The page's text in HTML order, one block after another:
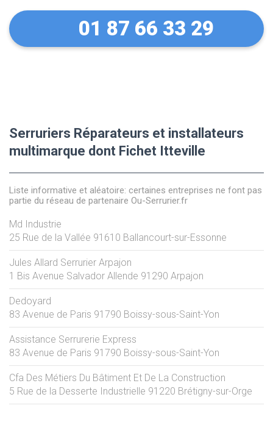
01 87 66 33 29
Serruriers Réparateurs et installateurs
multimarque dont Fichet Itteville
Liste informative et aléatoire: certaines entreprises ne font pas
partie du réseau de partenaire Ou-Serrurier.fr
Md Industrie
25 Rue de la Vallée 91610 Ballancourt-sur-Essonne
Jules Allard Serrurier Arpajon
1 Bis Avenue Salvador Allende 91290 Arpajon
Dedoyard
83 Avenue de Paris 91790 Boissy-sous-Saint-Yon
Assistance Serrurerie Express
83 Avenue de Paris 91790 Boissy-sous-Saint-Yon
Cfa Des Métiers Du Bâtiment Et De La Construction
5 Rue de la Desserte Industrielle 91220 Brétigny-sur-Orge